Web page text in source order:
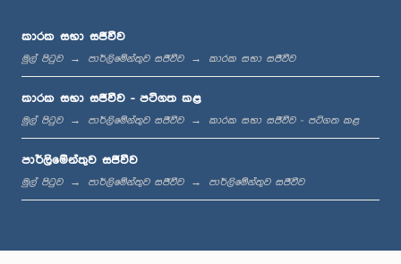
පෙ.ව. 11:46 - ප.ව. 12:01
ප.ව. 12:01 - ප.ව. 12:12
කාරක සභා සජීවීව
මුල් පිටුව පාර්ලිමේන්තුව සජීවීව කාරක සභා සජීවීව
කාරක සභා සජීවීව - පටිගත කළ
මුල් පිටුව පාර්ලිමේන්තුව සජීවීව කාරක සභා සජීවීව - පටිගත කළ
පාර්ලිමේන්තුව සජීවීව
මුල් පිටුව පාර්ලිමේන්තුව සජීවීව පාර්ලිමේන්තුව සජීවීව